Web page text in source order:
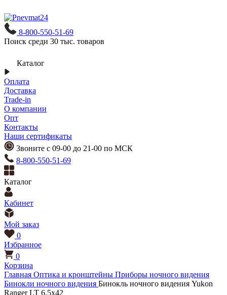
8-800-550-51-69
Поиск среди 30 тыс. товаров
Каталог
Оплата
Доставка
Trade-in
О компании
Опт
Контакты
Наши сертификаты
Звоните с 09-00 до 21-00 по МСК
8-800-550-51-69
Каталог
Кабинет
Мой заказ
0
Избранное
0
Корзина
Главная Оптика и кронштейны Приборы ночного видения
Бинокли ночного видения Бинокль ночного видения Yukon
Ranger LT 6,5x42